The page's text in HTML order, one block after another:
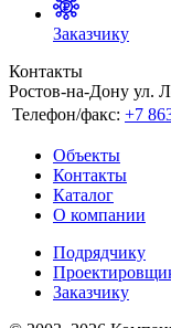
Заказчику
Контакты
Ростов-на-Дону ул.
Телефон/факс: +7
Объекты
Контакты
Каталог
О компании
Подрядчику
Заказчику